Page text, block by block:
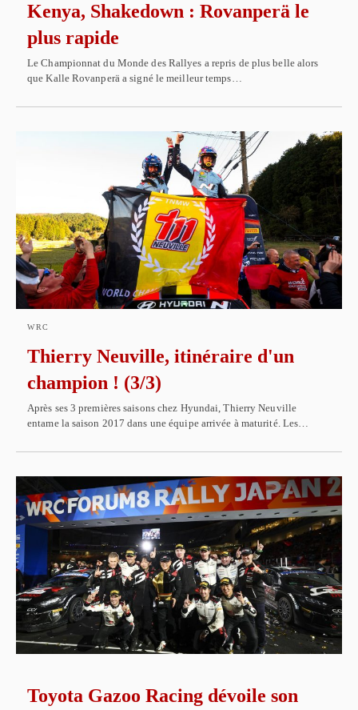
Kenya, Shakedown : Rovanperä le
plus rapide
Le Championnat du Monde des Rallyes a repris de plus belle alors
que Kalle Rovanperä a signé le meilleur temps…
WRC
Thierry Neuville, itinéraire d'un
champion ! (3/3)
Après ses 3 premières saisons chez Hyundai, Thierry Neuville
entame la saison 2017 dans une équipe arrivée à maturité. Les…
Toyota Gazoo Racing dévoile son